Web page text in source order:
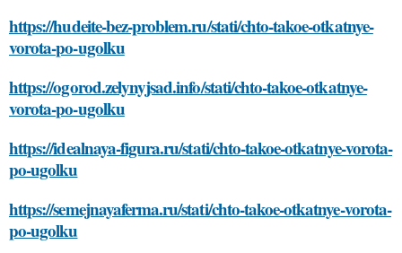
https://hudeite-bez-problem.ru/stati/chto-takoe-otkatnye-
vorota-po-ugolku
https://ogorod.zelynyjsad.info/stati/chto-takoe-otkatnye-
vorota-po-ugolku
https://idealnaya-figura.ru/stati/chto-takoe-otkatnye-vorota-
po-ugolku
https://semejnayaferma.ru/stati/chto-takoe-otkatnye-vorota-
po-ugolku